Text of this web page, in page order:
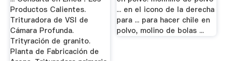
Productos Calientes.
Trituradora de VSI de
Cámara Profunda.
Trityración de granito.
Planta de Fabricación de
... en el icono de la derecha
para ... para hacer chile en
polvo, molino de bolas ...